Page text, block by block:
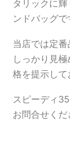
タリックに
ンドバッグで
当店では定
しっかり見
格を提示して
スピーディ
お問合せくだ